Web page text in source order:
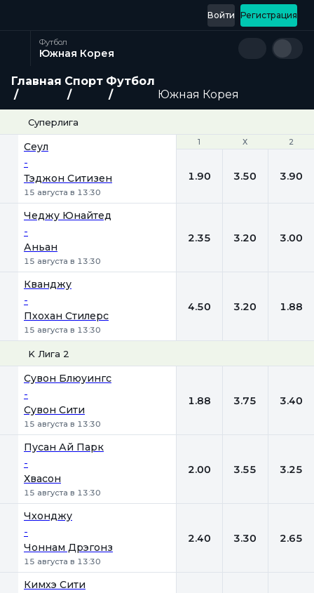
Регистрация
Войти
Футбол
Южная Корея
Главная Спорт Футбол
Южная Корея
Суперлига
1 Х 2
Сеул
-
Тэджон Ситизен
15 августа в 13:30
1 Х 2
1.90 3.50 3.90
Чеджу Юнайтед
-
Аньан
15 августа в 13:30
2.35 3.20 3.00
Кванджу
-
Пхохан Стилерс
15 августа в 13:30
4.50 3.20 1.88
K Лига 2
Сувон Блюуингс
-
Сувон Сити
15 августа в 13:30
1.88 3.75 3.40
Пусан Ай Парк
-
Хвасон
15 августа в 13:30
2.00 3.55 3.25
Чхонджу
-
Чоннам Дрэгонз
15 августа в 13:30
2.40 3.30 2.65
Кимхэ Сити